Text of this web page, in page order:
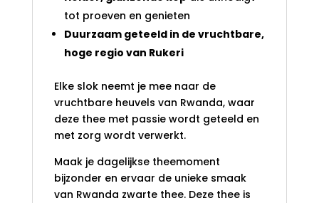
tot proeven en genieten
Duurzaam geteeld in de vruchtbare,
hoge regio van Rukeri
Elke slok neemt je mee naar de
vruchtbare heuvels van Rwanda, waar
deze thee met passie wordt geteeld en
met zorg wordt verwerkt.
Maak je dagelijkse theemoment
bijzonder en ervaar de unieke smaak
van Rwanda zwarte thee. Deze thee is